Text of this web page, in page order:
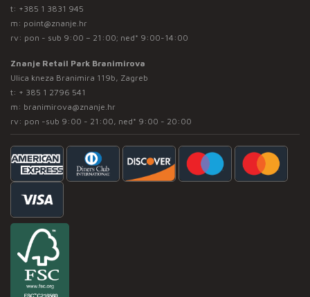
t: +385 1 3831 945
m: point@znanje.hr
rv: pon - sub 9:00 – 21:00; ned* 9:00-14:00
Znanje Retail Park Branimirova
Ulica kneza Branimira 119b, Zagreb
t: + 385 1 2796 541
m: branimirova@znanje.hr
rv: pon -sub 9:00 - 21:00, ned* 9:00 - 20:00